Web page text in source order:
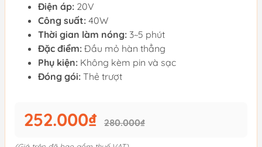
Điện áp: 20V
Công suất: 40W
Thời gian làm nóng: 3~5 phút
Đặc điểm: Đầu mỏ hàn thẳng
Phụ kiện: Không kèm pin và sạc
Đóng gói: Thẻ trượt
252.000₫ 280.000₫